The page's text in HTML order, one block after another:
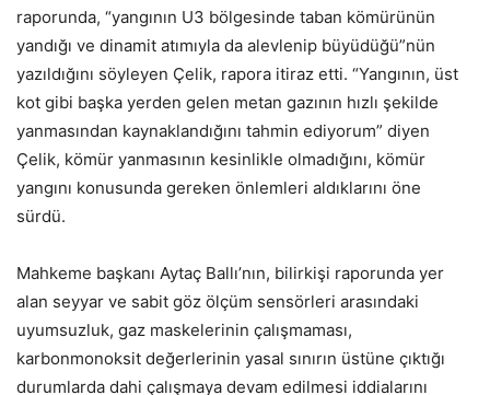
raporunda, “yangının U3 bölgesinde taban kömürünün
yandığı ve dinamit atımıyla da alevlenip büyüdüğü”nün
yazıldığını söyleyen Çelik, rapora itiraz etti. “Yangının, üst
kot gibi başka yerden gelen metan gazının hızlı şekilde
yanmasından kaynaklandığını tahmin ediyorum” diyen
Çelik, kömür yanmasının kesinlikle olmadığını, kömür
yangını konusunda gereken önlemleri aldıklarını öne
sürdü.
Mahkeme başkanı Aytaç Ballı’nın, bilirkişi raporunda yer
alan seyyar ve sabit göz ölçüm sensörleri arasındaki
uyumsuzluk, gaz maskelerinin çalışmaması,
karbonmonoksit değerlerinin yasal sınırın üstüne çıktığı
durumlarda dahi çalışmaya devam edilmesi iddialarını